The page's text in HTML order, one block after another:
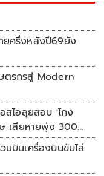
ยครึ่งหลังปี69ยัง
ตรกรสู่ Modern
สไอลุยสอบ 'โกง
ษ เสียหายพุ่ง 300
มบินเครื่องบินขับไล่